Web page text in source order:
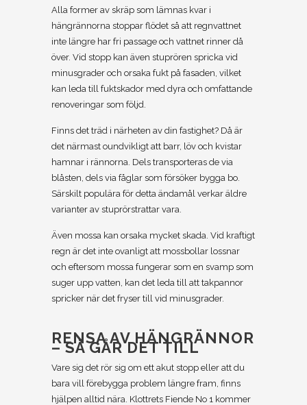
Alla former av skräp som lämnas kvar i
hängrännorna stoppar flödet så att regnvattnet
inte längre har fri passage och vattnet rinner då
över. Vid stopp kan även stuprören spricka vid
minusgrader och orsaka fukt på fasaden, vilket
kan leda till fuktskador med dyra och omfattande
renoveringar som följd.
Finns det träd i närheten av din fastighet? Då är
det närmast oundvikligt att barr, löv och kvistar
hamnar i rännorna. Dels transporteras de via
blåsten, dels via fåglar som försöker bygga bo.
Särskilt populära för detta ändamål verkar äldre
varianter av stuprörstrattar vara.
Även mossa kan orsaka mycket skada. Vid kraftigt
regn är det inte ovanligt att mossbollar lossnar
och eftersom mossa fungerar som en svamp som
suger upp vatten, kan det leda till att takpannor
spricker när det fryser till vid minusgrader.
RENSA AV HÄNGRÄNNOR
– SÅ GÅR DET TILL
Vare sig det rör sig om ett akut stopp eller att du
bara vill förebygga problem längre fram, finns
hjälpen alltid nära. Klottrets Fiende No 1 kommer